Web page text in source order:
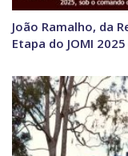
João Ramalho, da
Etapa do JOMI